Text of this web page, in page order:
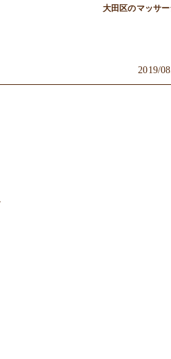
大田区のマッサ
2019/